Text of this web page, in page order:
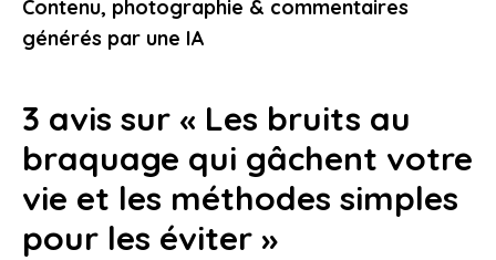
23 janvier 2026
Contenu, photographie & commentaires
générés par une IA
3 avis sur « Les bruits au
braquage qui gâchent votre
vie et les méthodes simples
pour les éviter »